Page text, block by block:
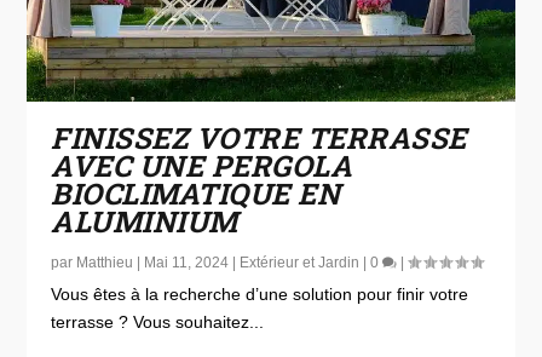
FINISSEZ VOTRE TERRASSE
AVEC UNE PERGOLA
BIOCLIMATIQUE EN
ALUMINIUM
par Matthieu Mai 11, 2024 Extérieur et Jardin |0 |
Vous êtes à la recherche d’une solution pour finir votre
terrasse ? Vous souhaitez...